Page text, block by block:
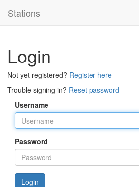
Stations
Login
Not yet registered? Register here
Trouble signing in? Reset password
Username
Password
Login